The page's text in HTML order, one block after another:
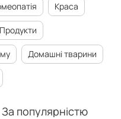
Краса
Продукти
Домашні тварини
За популярністю